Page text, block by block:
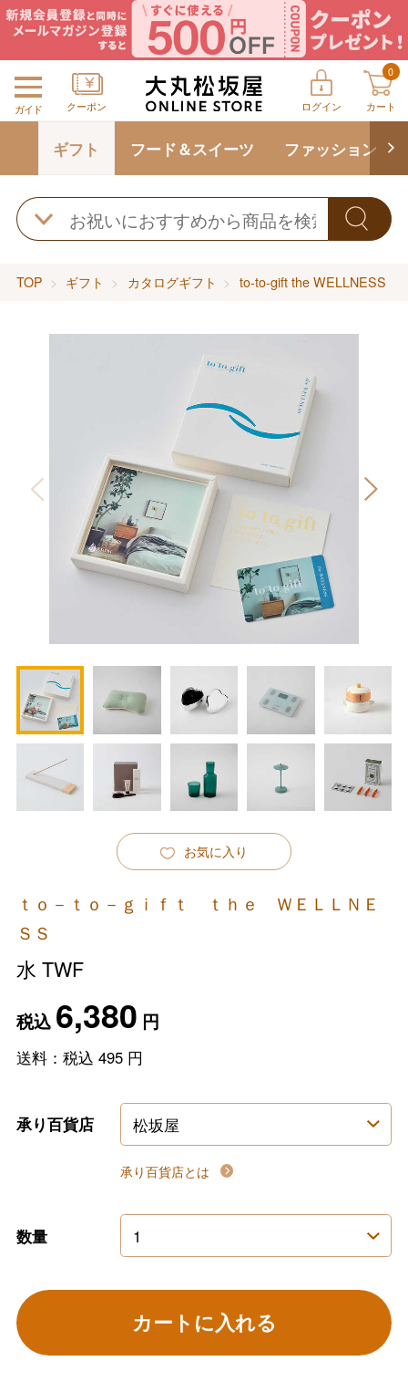
ガイド クーポン ログイン
0
カート
ギフト フード＆スイーツ ファッション
TOP ギフト カタログギフト to-to-gift the WELLNESS
お気に入り
ｔｏ－ｔｏ－ｇｉｆｔ ｔｈｅ ＷＥＬＬＮＥ
ＳＳ
水 TWF
税込6,380 円
送料：税込 495円
承り百貨店
承り百貨店とは
数量
カートに入れる